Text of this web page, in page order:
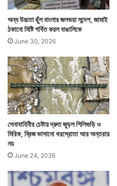
অন্য উচ্চতা ছুঁল বাংলার জলভরা সন্দেশ, জামাই
ঠকানো মিষ্টি গর্বিত করল বাঙালিকে
June 30, 2026
সেনাবাহিনীর চেষ্টায় দ্রুত জুড়ল শিলিগুড়ি ও
মিরিক, ব্রিজ ভাসানো খরস্রোতা আর অন্তরায়
নয়
June 24, 2026